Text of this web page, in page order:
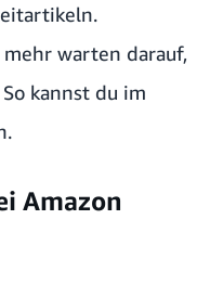
mehr warten darauf,
kannst du im
Amazon